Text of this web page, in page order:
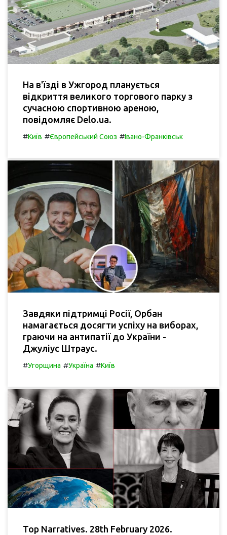
На в'їзді в Ужгород планується
відкриття великого торгового парку з
сучасною спортивною ареною,
повідомляє Delo.ua.
#Київ #Європейський Союз #Івано-Франківськ
Завдяки підтримці Росії, Орбан
намагається досягти успіху на виборах,
граючи на антипатії до України -
Джуліус Штраус.
#Угорщина #Україна #Київ
Top Narratives. 28th February 2026.